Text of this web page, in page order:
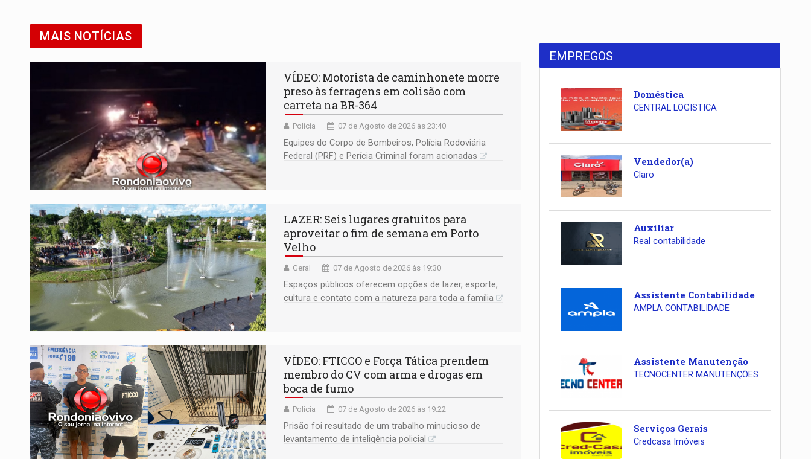
MAIS NOTÍCIAS
VÍDEO: Motorista de caminhonete morre
preso às ferragens em colisão com
carreta na BR-364
Polícia 07 de Agosto de 2026 às 23:40
Equipes do Corpo de Bombeiros, Polícia Rodoviária
Federal (PRF) e Perícia Criminal foram acionadas
LAZER: Seis lugares gratuitos para
aproveitar o fim de semana em Porto
Velho
Geral 07 de Agosto de 2026 às 19:30
Espaços públicos oferecem opções de lazer, esporte,
cultura e contato com a natureza para toda a família
VÍDEO: FTICCO e Força Tática prendem
membro do CV com arma e drogas em
boca de fumo
Polícia 07 de Agosto de 2026 às 19:22
Prisão foi resultado de um trabalho minucioso de
levantamento de inteligência policial
EMPREGOS
Doméstica
CENTRAL LOGISTICA
Vendedor(a)
Claro
Auxiliar
Real contabilidade
Assistente Contabilidade
AMPLA CONTABILIDADE
Assistente Manutenção
TECNOCENTER MANUTENÇÕES
Serviços Gerais
Credcasa Imóveis